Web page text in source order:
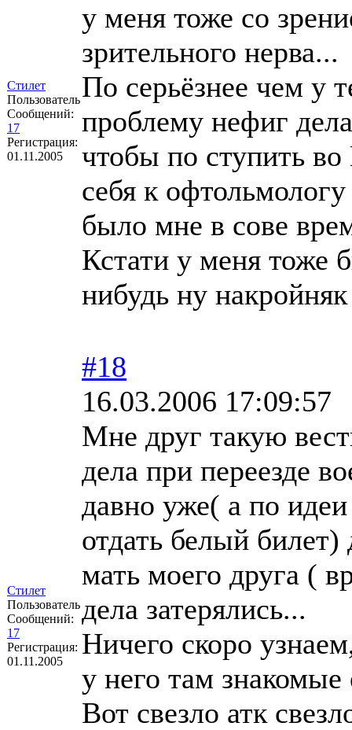
Стилет
Пользователь
Сообщений:
17
Регистрация:
01.11.2005
у меня тоже со
зрительного нерва...
По серьёзнее чем у
проблему нефиг
чтобы по ступить
себя к
было мне в сове
Кстати у меня тоже
нибудь ну накройняк
Стилет
Пользователь
Сообщений:
17
Регистрация:
01.11.2005
#18
16.03.2006 17:09:57
Мне друг такую
дела при переезде
давно уже( а по
отдать белый
мать моего друга (
дела затерялись...
Ничего скоро
у него там знакомые
Вот свезло атк